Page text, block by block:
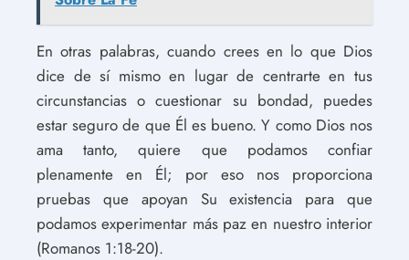
En otras palabras, cuando crees en lo que Dios
dice de sí mismo en lugar de centrarte en tus
circunstancias o cuestionar su bondad, puedes
estar seguro de que Él es bueno. Y como Dios nos
ama tanto, quiere que podamos confiar
plenamente en Él; por eso nos proporciona
pruebas que apoyan Su existencia para que
podamos experimentar más paz en nuestro interior
(Romanos 1:18-20).